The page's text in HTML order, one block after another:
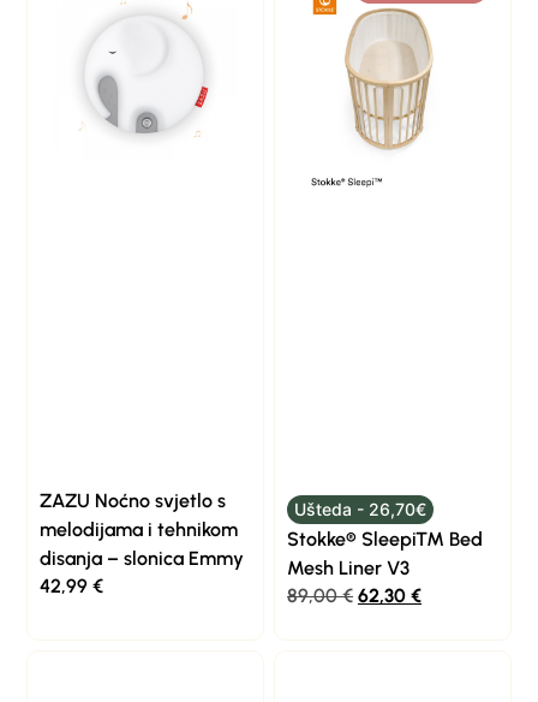
ZAZU Noćno svjetlo s
melodijama i tehnikom
disanja – slonica Emmy
42,99€
Ušteda - 26,70€
Stokke® Sleepi™ Bed
Mesh Liner V3
89,00€ 62,30 €